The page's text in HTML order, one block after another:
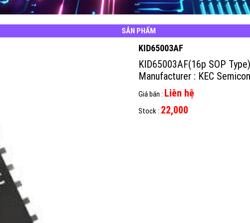
SẢN PHẨM
KID65003AF
KID65003AF(16p SOP Type)
Manufacturer : KEC Semicon
Giá bán : Liên hệ
Stock : 22,000